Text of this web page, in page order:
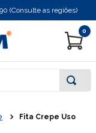
(Consulte as regiões)
0
Fita Crepe Uso